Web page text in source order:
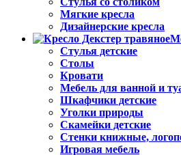
Мягкие кресла
Дизайнерские кресла
Стулья детские
Столы
Кровати
Мебель для ванной и
Шкафчики детские
Уголки природы
Скамейки детские
Стенки книжные,
Игровая мебель